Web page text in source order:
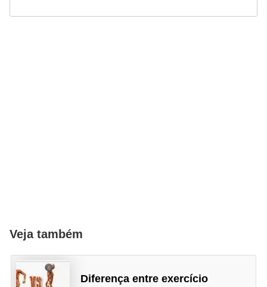
Veja também
Diferença entre exercício